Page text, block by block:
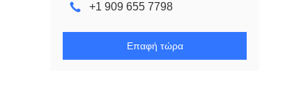
+1 909 655 7798
Επαφή τώρα